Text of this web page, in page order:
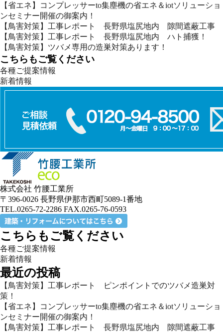
【省エネ】コンプレッサーto集塵機の省エネ＆iotソリューショ
ンセミナー開催の御案内！
【鳥害対策】工事レポート 長野県塩尻地内 隙間遮蔽工事
【鳥害対策】工事レポート 長野県塩尻地内 ハト捕獲！
【鳥害対策】ツバメ専用の造巣対策あります！
こちらもご覧ください
各種ご提案情報
新着情報
株式会社 竹腰工業所
〒396-0026 長野県伊那市西町5089-1番地
TEL.0265-72-2286 FAX.0265-76-0593
こちらもご覧ください
各種ご提案情報
新着情報
最近の投稿
【鳥害対策】工事レポート ピンポイントでのツバメ造巣対
策！
【省エネ】コンプレッサーto集塵機の省エネ＆iotソリューショ
ンセミナー開催の御案内！
【鳥害対策】工事レポート 長野県塩尻地内 隙間遮蔽工事